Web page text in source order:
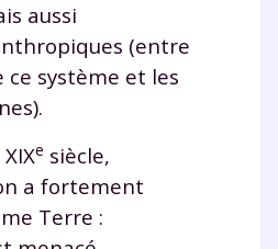
aussi
(entre
ce système et les
e siècle,
a fortement
Terre :